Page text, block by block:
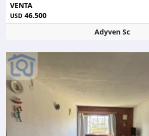
VENTA
USD 46.500
Adyven Sc